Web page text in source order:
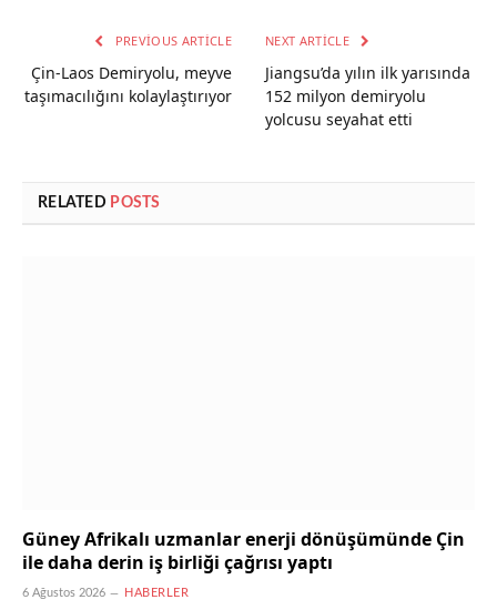
PREVIOUS ARTICLE
Çin-Laos Demiryolu, meyve
taşımacılığını kolaylaştırıyor
NEXT ARTICLE
Jiangsu’da yılın ilk yarısında
152 milyon demiryolu
yolcusu seyahat etti
RELATED POSTS
Güney Afrikalı uzmanlar enerji dönüşümünde Çin
ile daha derin iş birliği çağrısı yaptı
6 Ağustos 2026 HABERLER